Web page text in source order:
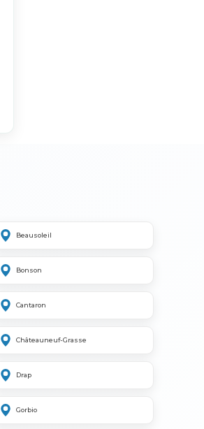
Beausoleil
Bonson
Cantaron
Châteauneuf-Grasse
Drap
Gorbio